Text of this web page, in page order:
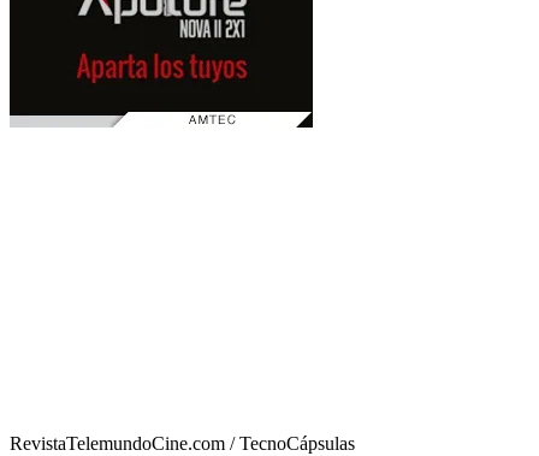
RevistaTelemundoCine.com / TecnoCápsulas